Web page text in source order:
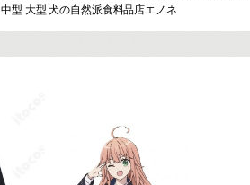
中型 大型 犬の自然派食料品店エノネ